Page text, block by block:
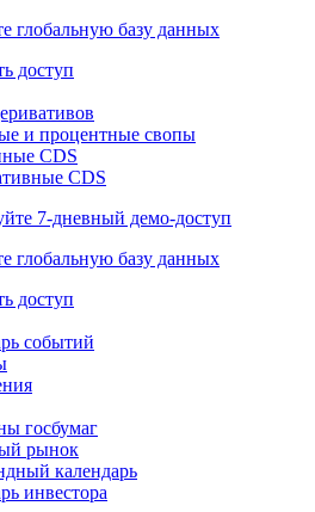
глобальную базу данных
доступ
и процентные свопы
CDS
CDS
7-дневный демо-доступ
глобальную базу данных
доступ
событий
госбумаг
рынок
календарь
инвестора